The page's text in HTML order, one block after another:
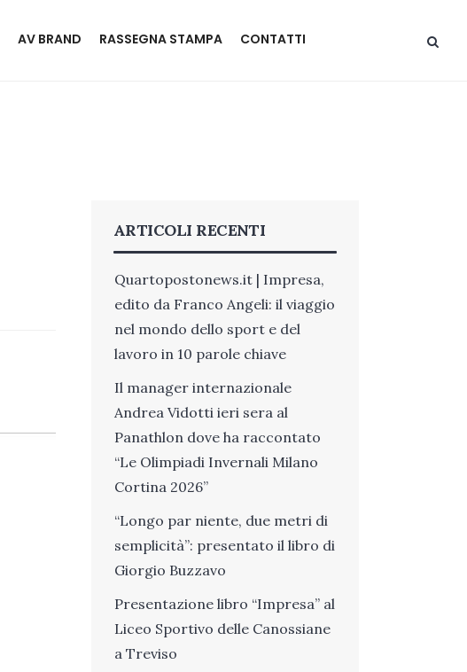
AV BRAND RASSEGNA STAMPA CONTATTI
ARTICOLI RECENTI
Quartopostonews.it | Impresa,
edito da Franco Angeli: il viaggio
nel mondo dello sport e del
lavoro in 10 parole chiave
Il manager internazionale
Andrea Vidotti ieri sera al
Panathlon dove ha raccontato
“Le Olimpiadi Invernali Milano
Cortina 2026”
“Longo par niente, due metri di
semplicità”: presentato il libro di
Giorgio Buzzavo
Presentazione libro “Impresa” al
Liceo Sportivo delle Canossiane
a Treviso